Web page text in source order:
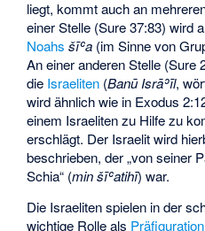
liegt, kommt auch an
einer Stelle (Sure 37:83) wird
Noahs šīʿa (im Sinne von
An einer anderen Stelle (Sure
die Israeliten (Banū Isrāʾīl,
wird ähnlich wie in Exodus
einem Israeliten zu Hilfe zu
erschlägt. Der Israelit wird
beschrieben, der „von seiner
Schia“ (min šīʿatihī) war.
Die Israeliten spielen in der
wichtige Rolle als Präfiguration